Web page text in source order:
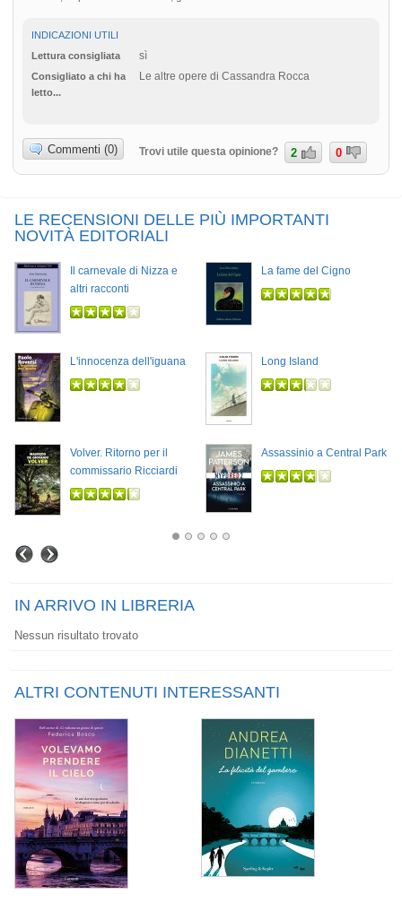
INDICAZIONI UTILI
Lettura consigliata
sì
Consigliato a chi ha
letto...
Le altre opere di Cassandra Rocca
Commenti (0) Trovi utile questa opinione? 2 0
LE RECENSIONI DELLE PIÙ IMPORTANTI
NOVITÀ EDITORIALI
Il carnevale di Nizza e
altri racconti
La fame del Cigno
L'innocenza dell'iguana Long Island
Volver. Ritorno per il
commissario Ricciardi
Assassinio a Central Park
IN ARRIVO IN LIBRERIA
Nessun risultato trovato
ALTRI CONTENUTI INTERESSANTI